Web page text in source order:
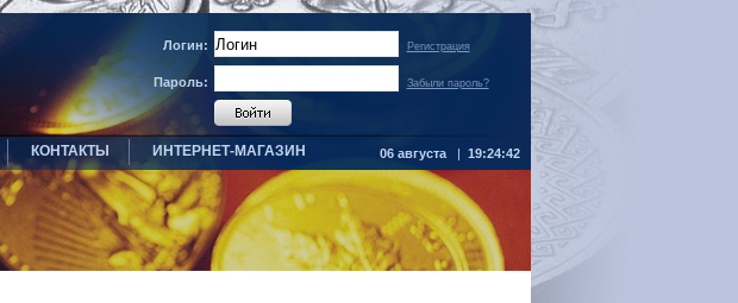
Логин: Регистрация
Пароль: Забыли пароль?
КОНТАКТЫ ИНТЕРНЕТ-МАГАЗИН 06 августа | 19:24:42